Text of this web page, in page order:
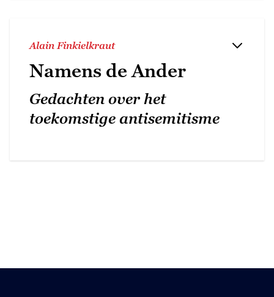
Alain Finkielkraut
Namens de Ander
Gedachten over het
toekomstige antisemitisme